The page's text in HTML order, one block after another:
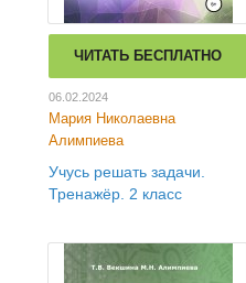
ЧИТАТЬ БЕСПЛАТНО
06.02.2024
Мария Николаевна
Алимпиева
Учусь решать задачи.
Тренажёр. 2 класс